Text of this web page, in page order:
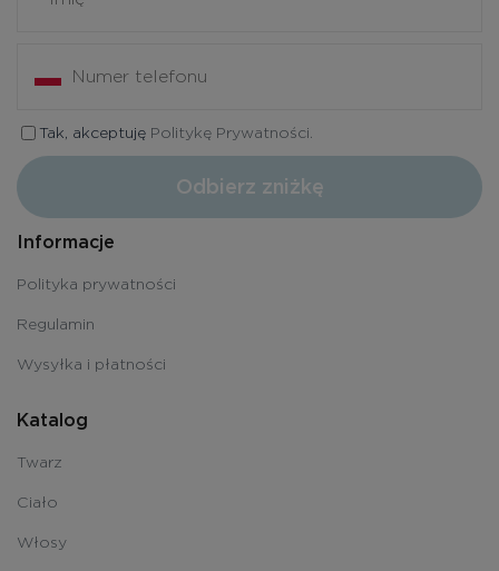
Tak, akceptuję Politykę Prywatności.
Odbierz zniżkę
Informacje
Polityka prywatności
Regulamin
Wysyłka i płatności
Katalog
Twarz
Ciało
Włosy